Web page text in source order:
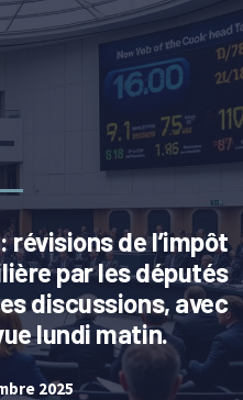
révisions de l’impôt
par les députés
discussions, avec
lundi matin.
2025